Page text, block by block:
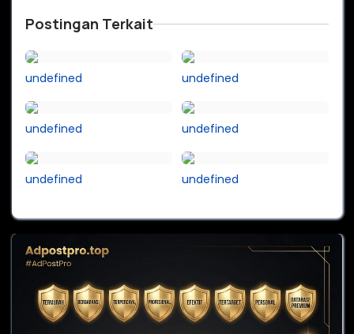
Postingan Terkait
undefined undefined
undefined undefined
undefined undefined